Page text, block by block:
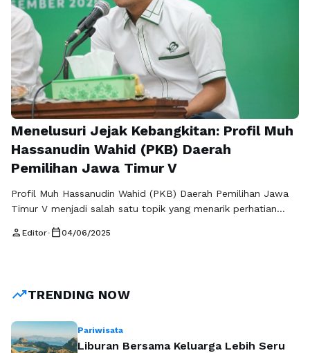
Menelusuri Jejak Kebangkitan: Profil Muh
Hassanudin Wahid (PKB) Daerah
Pemilihan Jawa Timur V
Profil Muh Hassanudin Wahid (PKB) Daerah Pemilihan Jawa
Timur V menjadi salah satu topik yang menarik perhatian
di Indonesia. Sebagai seorang tokoh yang terus mencuat
Selengkapnya
person Editor• calendar_today04/06/2025
trending_upTRENDING NOW
Pariwisata
Liburan Bersama Keluarga Lebih Seru